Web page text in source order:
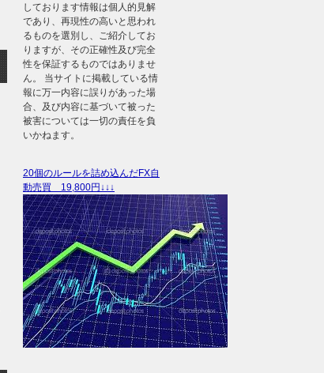
しております情報は個人的見解
であり、再現性の高いと思われ
るものを選別し、ご紹介してお
りますが、その正確性及び完全
性を保証するものではありませ
ん。 当サイトに掲載している情
報に万一内容に誤りがあった場
合、及び内容に基づいて被った
被害については一切の責任を負
いかねます。
20個のルールを詰め込んだFX自
動売買 19,800円↓↓↓